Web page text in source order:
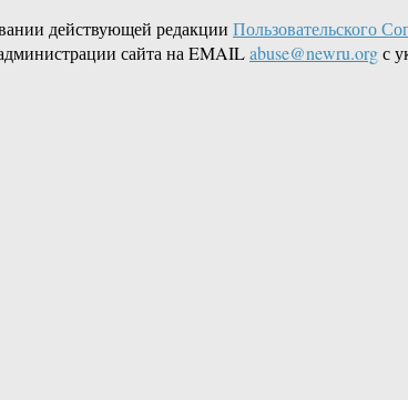
действующей редакции Пользовательского
сайта на EMAILabuse@newru.orgс